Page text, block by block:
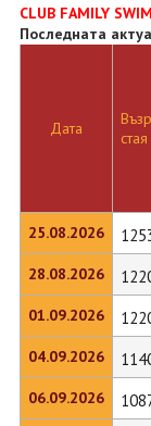
CLUB FAMILY
Последната
Дата
25.08.2026
28.08.2026
01.09.2026
04.09.2026
06.09.2026
стая